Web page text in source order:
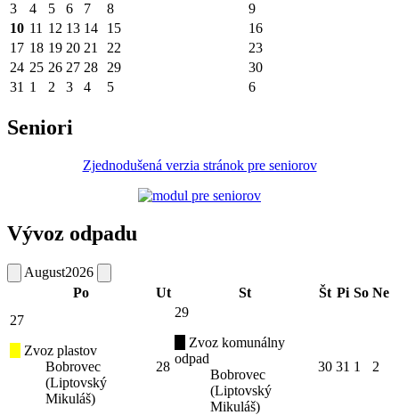
3
4 5 6 7 8
9
10 11 12 13 14 15
16
17 18 19 20 21 22
23
24 25 26 27 28 29
30
31 1 2 3 4 5 6
Seniori
Zjednodušená verzia stránok pre seniorov
Vývoz odpadu
August2026
Po
Ut St Št Pi So Ne
27
Zvoz plastov
Bobrovec
(Liptovský
Mikuláš)
28
29
Zvoz komunálny
odpad
Bobrovec
(Liptovský
Mikuláš)
30 31 1 2